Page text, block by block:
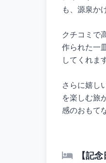
も、源泉か
クチコミで
作られた一
してくれま
さらに嬉し
を楽しむ旅
感のおもて
【記